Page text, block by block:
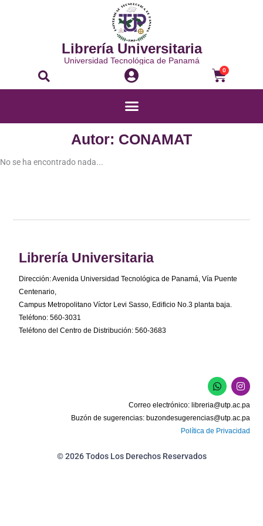
Librería Universitaria
Universidad Tecnológica de Panamá
Buscar 0
Carrito
Menú
Autor: CONAMAT
No se ha encontrado nada...
Librería Universitaria
Dirección: Avenida Universidad Tecnológica de Panamá, Vía Puente
Centenario,
Campus Metropolitano Víctor Levi Sasso, Edificio No.3 planta baja.
Teléfono: 560-3031
Teléfono del Centro de Distribución: 560-3683
W
h
a
t
s
a
p
I
n
s
t
a
g
r
Correo electrónico: libreria@utp.ac.pa
Buzón de sugerencias: buzondesugerencias@utp.ac.pa
Política de Privacidad
© 2026 Todos Los Derechos Reservados